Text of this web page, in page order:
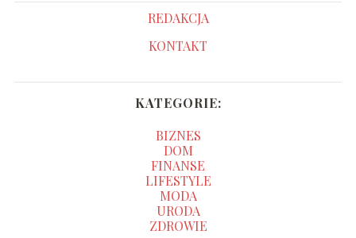
REDAKCJA
KONTAKT
KATEGORIE:
BIZNES
DOM
FINANSE
LIFESTYLE
MODA
URODA
ZDROWIE